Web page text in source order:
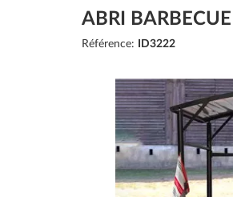
ABRI
Référence: ID3222